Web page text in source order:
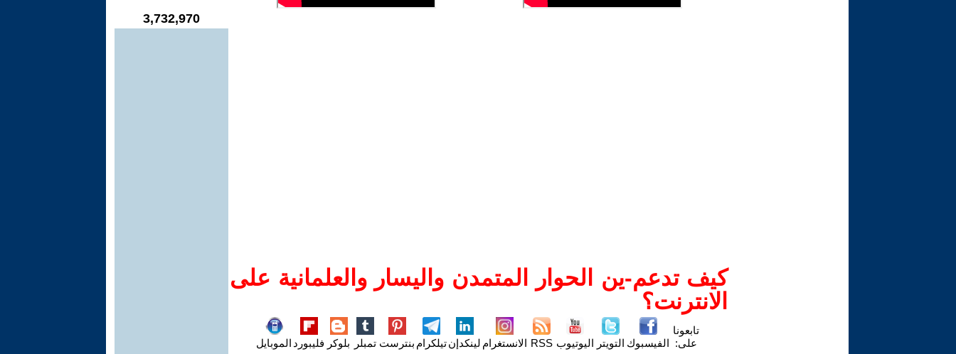
كيف تدعم-ين الحوار المتمدن واليسار والعلمانية على
الانترنت؟
تابعونا
على: الفيسبوك التويتر اليوتيوب RSS الانستغرام لينكدإنتيلكرام بنترست تمبلر بلوكر فليبورد الموبايل
3,732,970